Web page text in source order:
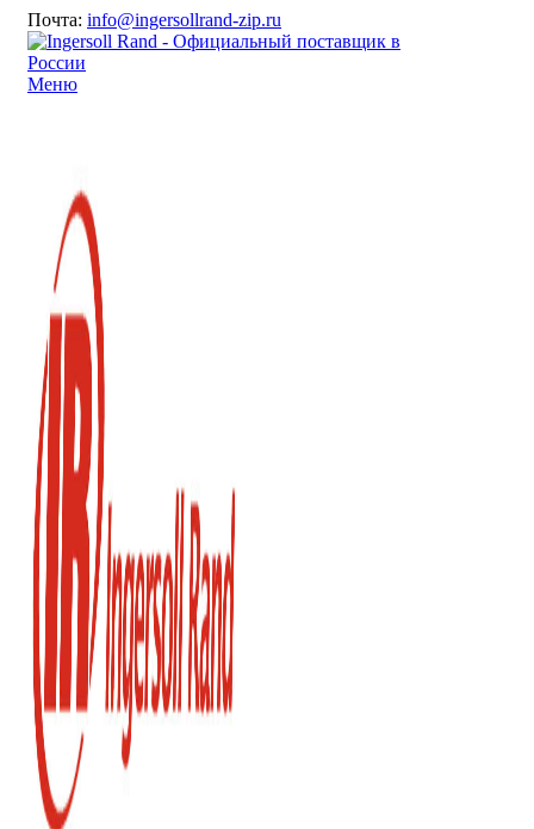
Почта: info@ingersollrand-zip.ru
Меню